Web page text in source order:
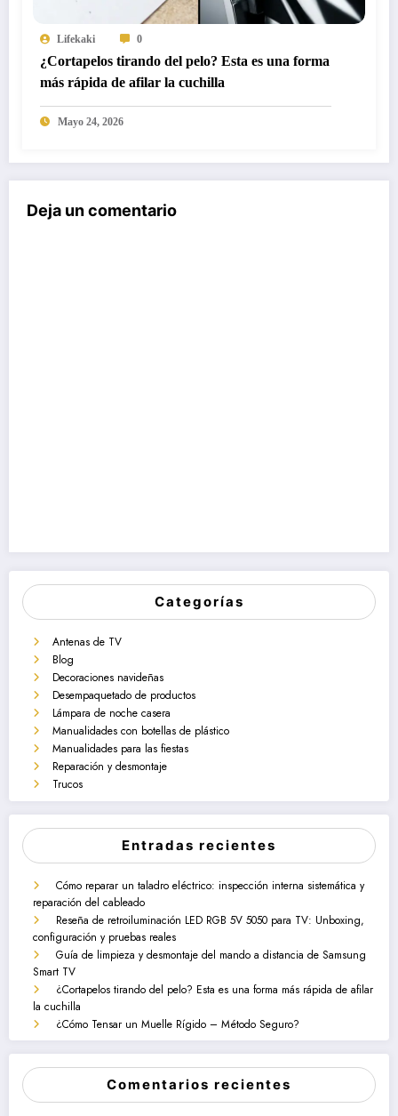
Lifekaki 0
¿Cortapelos tirando del pelo? Esta es una forma
más rápida de afilar la cuchilla
Mayo 24, 2026
Deja un comentario
Categorías
Antenas de TV
Blog
Decoraciones navideñas
Desempaquetado de productos
Lámpara de noche casera
Manualidades con botellas de plástico
Manualidades para las fiestas
Reparación y desmontaje
Trucos
Entradas recientes
Cómo reparar un taladro eléctrico: inspección interna sistemática y
reparación del cableado
Reseña de retroiluminación LED RGB 5V 5050 para TV: Unboxing,
configuración y pruebas reales
Guía de limpieza y desmontaje del mando a distancia de Samsung
Smart TV
¿Cortapelos tirando del pelo? Esta es una forma más rápida de afilar
la cuchilla
¿Cómo Tensar un Muelle Rígido – Método Seguro?
Comentarios recientes